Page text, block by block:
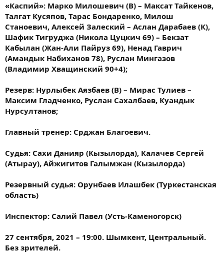
«Каспий»: Марко Милошевич (В) – Максат Тайкенов,
Талгат Кусяпов, Тарас Бондаренко, Милош
Станоевич, Алексей Залеский – ​Аслан Дарабаев (К),
Шафик Тигруджа (Никола Цуцкич 69) – Бекзат
Кабылан (Жан-Али Пайруз 69), Ненад Гаврич
(Амандык Набиханов 78), Руслан Мингазов
(Владимир Хващинский 90+4);
Резерв: Нурлыбек Аязбаев (В) – Мирас Тулиев​ –
Максим Гладченко, Руслан Сахалбаев, Куандык
Нурсултанов;
Главный тренер: Срджан Благоевич.
Судья: Сахи Данияр (Кызылорда), Калачев Сергей
(Атырау), Айжигитов Галымжан (Кызылорда)
Резервный судья: Орунбаев Илашбек (Туркестанская
область)
Инспектор: Салий Павел (Усть-Каменогорск)
27 сентября, 2021 – 19:00. Шымкент, Центральный.
Без зрителей.